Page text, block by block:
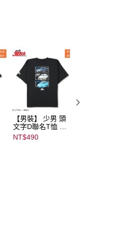
【男裝】 少男 頭
文字D聯名T恤 ｜
07102B01232000
15439
NT$490